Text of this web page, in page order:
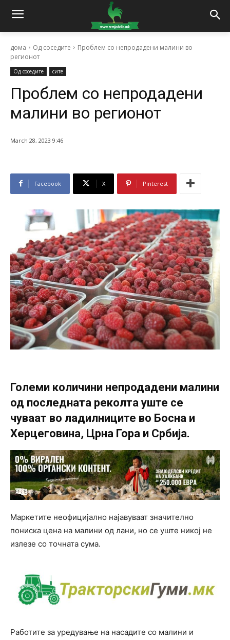
дома Од соседите
Проблем со непродадени малини во
регионот
Од соседите сите
Проблем со непродадени
малини во регионот
March 28, 2023 9:46
Facebook X Pinterest
Големи количини непродадени малини
од последната реколта уште се
чуваат во ладилниците во Босна и
Херцеговина, Црна Гора и Србија.
Маркетите неофицијално најавуваат значително
пониска цена на малини од лани, но се уште никој не
излезе со точната сума.
Работите за уредување на насадите со малини и